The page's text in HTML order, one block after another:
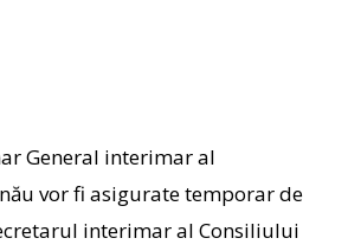
General interimar al
vor fi asigurate temporar de
interimar al Consiliului